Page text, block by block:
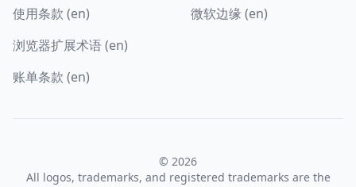
使用条款 (en)
浏览器扩展术语 (en)
账单条款 (en)
微软边缘 (en)
© 2026
All logos, trademarks, and registered trademarks are the